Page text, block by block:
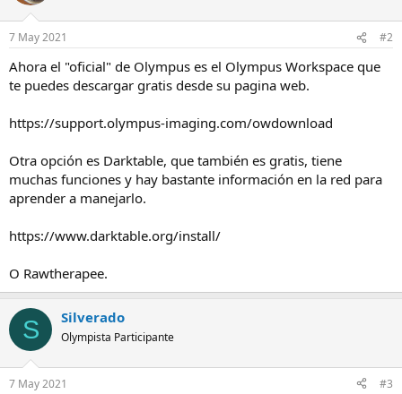
7 May 2021 #2
Ahora el "oficial" de Olympus es el Olympus Workspace que
te puedes descargar gratis desde su pagina web.
https://support.olympus-imaging.com/owdownload
Otra opción es Darktable, que también es gratis, tiene
muchas funciones y hay bastante información en la red para
aprender a manejarlo.
https://www.darktable.org/install/
O Rawtherapee.
S Silverado
Olympista Participante
7 May 2021 #3